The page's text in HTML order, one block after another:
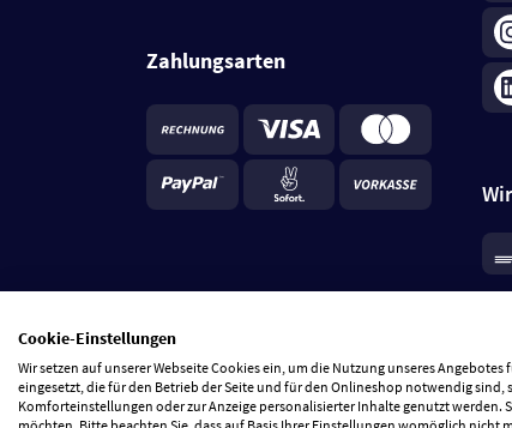
Zahlungsarten
*
je
Cookie-Einstellungen
Wir setzen auf unserer Webseite Cookies ein, um die Nutzung unseres
eingesetzt, die für den Betrieb der Seite und für den Onlineshop notwendig
Komforteinstellungen oder zur Anzeige personalisierter Inhalte genutzt werden.